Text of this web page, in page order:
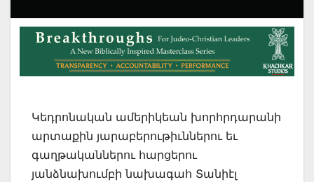
Կեդրոնական ամերիկեան խորհրդարանի
արտաքին յարաբերութիւններու եւ
գաղթականներու հարցերու
յանձնախումբի նախագահ Տանիէլ